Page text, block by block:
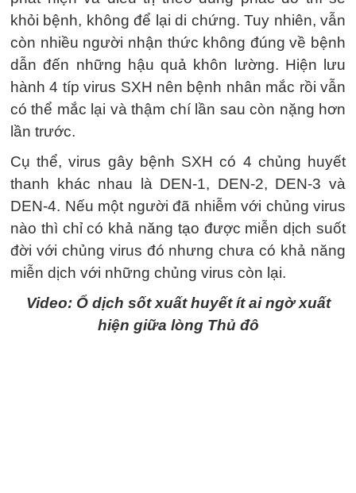
khỏi bệnh, không để lại di chứng. Tuy nhiên, vẫn
còn nhiều người nhận thức không đúng về bệnh
dẫn đến những hậu quả khôn lường. Hiện lưu
hành 4 típ virus SXH nên bệnh nhân mắc rồi vẫn
có thể mắc lại và thậm chí lần sau còn nặng hơn
lần trước.
Cụ thể, virus gây bệnh SXH có 4 chủng huyết
thanh khác nhau là DEN-1, DEN-2, DEN-3 và
DEN-4. Nếu một người đã nhiễm với chủng virus
nào thì chỉ có khả năng tạo được miễn dịch suốt
đời với chủng virus đó nhưng chưa có khả năng
miễn dịch với những chủng virus còn lại.
Video: Ổ dịch sốt xuất huyết ít ai ngờ xuất
hiện giữa lòng Thủ đô